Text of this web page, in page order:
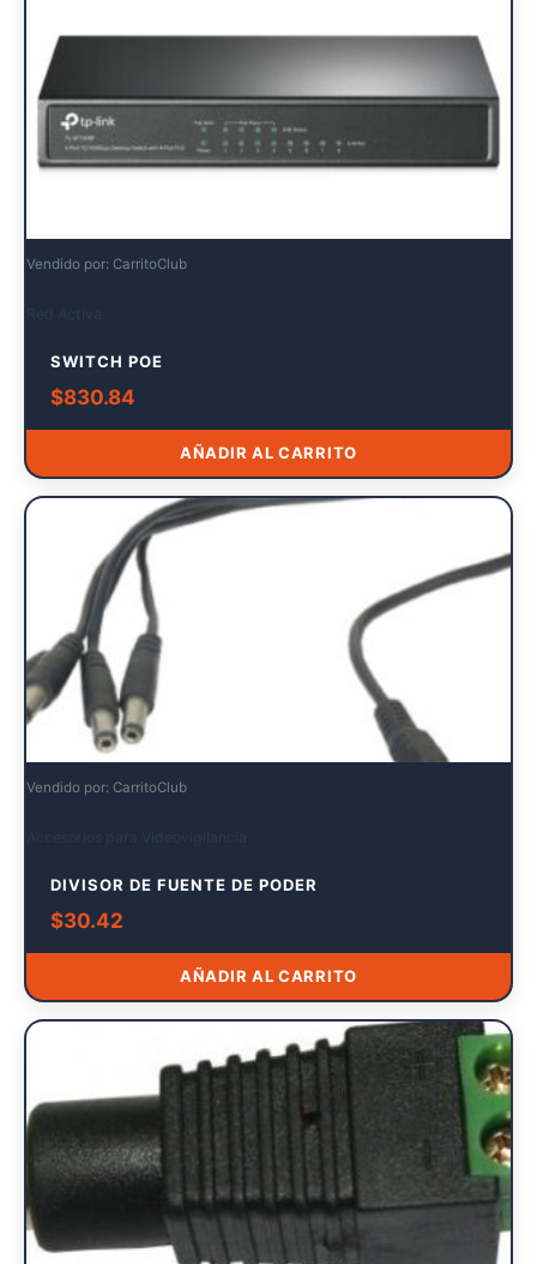
Vendido por: CarritoClub
SWITCH POE
$830.84
AÑADIR AL CARRITO
Vendido por: CarritoClub
DIVISOR DE FUENTE DE PODER
$30.42
AÑADIR AL CARRITO